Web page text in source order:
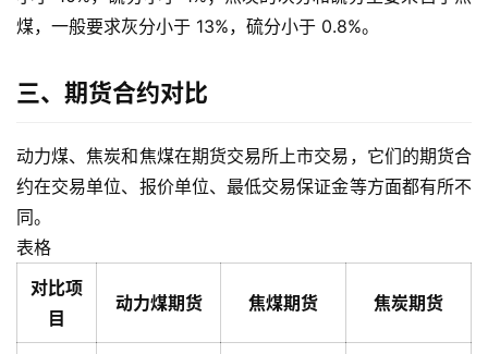
煤，一般要求灰分小于 13%，硫分小于 0.8%。
三、期货合约对比
动力煤、焦炭和焦煤在期货交易所上市交易，它们的期货合
约在交易单位、报价单位、最低交易保证金等方面都有所不
同。
表格
对比项
目
动力煤期货 焦煤期货 焦炭期货